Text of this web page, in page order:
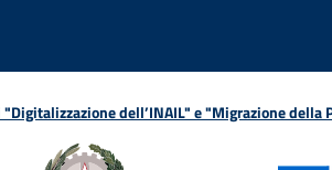
dell’INAIL" e "Migrazione della